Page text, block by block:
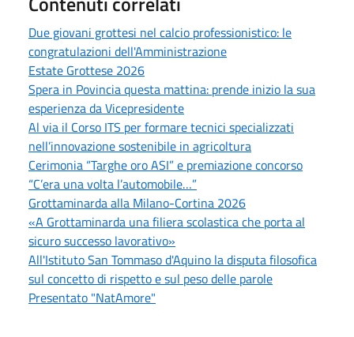
Due giovani grottesi nel calcio professionistico: le
congratulazioni dell'Amministrazione
Estate Grottese 2026
Spera in Povincia questa mattina: prende inizio la sua
esperienza da Vicepresidente
Al via il Corso ITS per formare tecnici specializzati
nell’innovazione sostenibile in agricoltura
Cerimonia “Targhe oro ASI” e premiazione concorso
“C’era una volta l’automobile…”
Grottaminarda alla Milano-Cortina 2026
«A Grottaminarda una filiera scolastica che porta al
sicuro successo lavorativo»
All'Istituto San Tommaso d'Aquino la disputa filosofica
sul concetto di rispetto e sul peso delle parole
Presentato "NatAmore"